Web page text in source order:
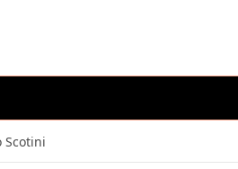
Scotini